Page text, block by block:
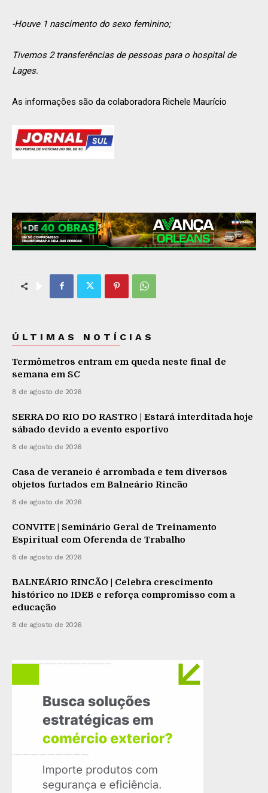
-Houve 1 nascimento do sexo feminino;
Tivemos 2 transferências de pessoas para o hospital de
Lages.
As informações são da colaboradora Richele Maurício
ÚLTIMAS NOTÍCIAS
Termômetros entram em queda neste final de
semana em SC
8 de agosto de 2026
SERRA DO RIO DO RASTRO | Estará interditada hoje
sábado devido a evento esportivo
8 de agosto de 2026
Casa de veraneio é arrombada e tem diversos
objetos furtados em Balneário Rincão
8 de agosto de 2026
CONVITE | Seminário Geral de Treinamento
Espiritual com Oferenda de Trabalho
8 de agosto de 2026
BALNEÁRIO RINCÃO | Celebra crescimento
histórico no IDEB e reforça compromisso com a
educação
8 de agosto de 2026